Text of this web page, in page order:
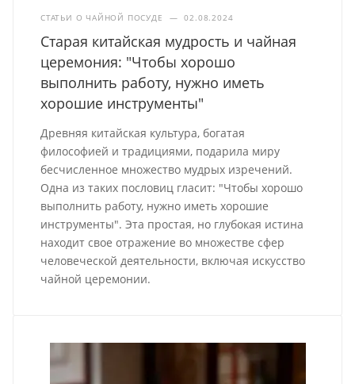
СТАТЬИ О ЧАЙНОЙ ПОСУДЕ — 02.08.2024
Старая китайская мудрость и чайная
церемония: "Чтобы хорошо
выполнить работу, нужно иметь
хорошие инструменты"
Древняя китайская культура, богатая
философией и традициями, подарила миру
бесчисленное множество мудрых изречений.
Одна из таких пословиц гласит: "Чтобы хорошо
выполнить работу, нужно иметь хорошие
инструменты". Эта простая, но глубокая истина
находит свое отражение во множестве сфер
человеческой деятельности, включая искусство
чайной церемонии.